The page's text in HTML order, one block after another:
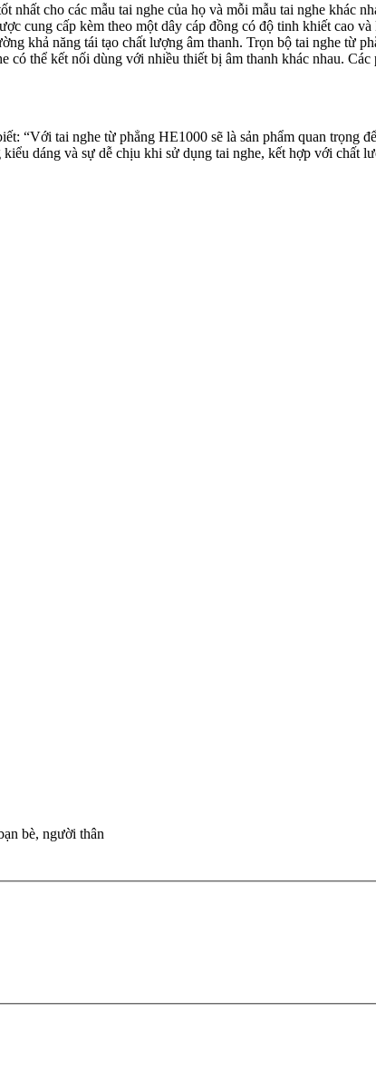
cho các mẫu tai nghe của họ và mỗi mẫu tai nghe khác
cung cấp kèm theo một dây cáp đồng có độ tinh khiết cao
khả năng tái tạo chất lượng âm thanh. Trọn bộ tai nghe từ
thể kết nối dùng với nhiều thiết bị âm thanh khác nhau.
“Với tai nghe từ phẳng HE1000 sẽ là sản phẩm quan trọng
dáng và sự dễ chịu khi sử dụng tai nghe, kết hợp với chất
bè, người thân